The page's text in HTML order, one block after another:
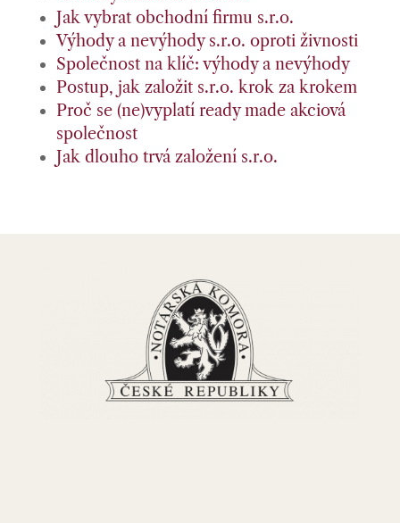
Jak vybrat obchodní firmu s.r.o.
Výhody a nevýhody s.r.o. oproti živnosti
Společnost na klíč: výhody a nevýhody
Postup, jak založit s.r.o. krok za krokem
Proč se (ne)vyplatí ready made akciová
společnost
Jak dlouho trvá založení s.r.o.